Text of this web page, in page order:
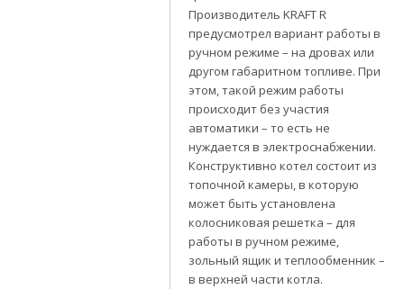
Производитель KRAFT R
предусмотрел вариант работы в
ручном режиме – на дровах или
другом габаритном топливе. При
этом, такой режим работы
происходит без участия
автоматики – то есть не
нуждается в электроснабжении.
Конструктивно котел состоит из
топочной камеры, в которую
может быть установлена
колосниковая решетка – для
работы в ручном режиме,
зольный ящик и теплообменник –
в верхней части котла.